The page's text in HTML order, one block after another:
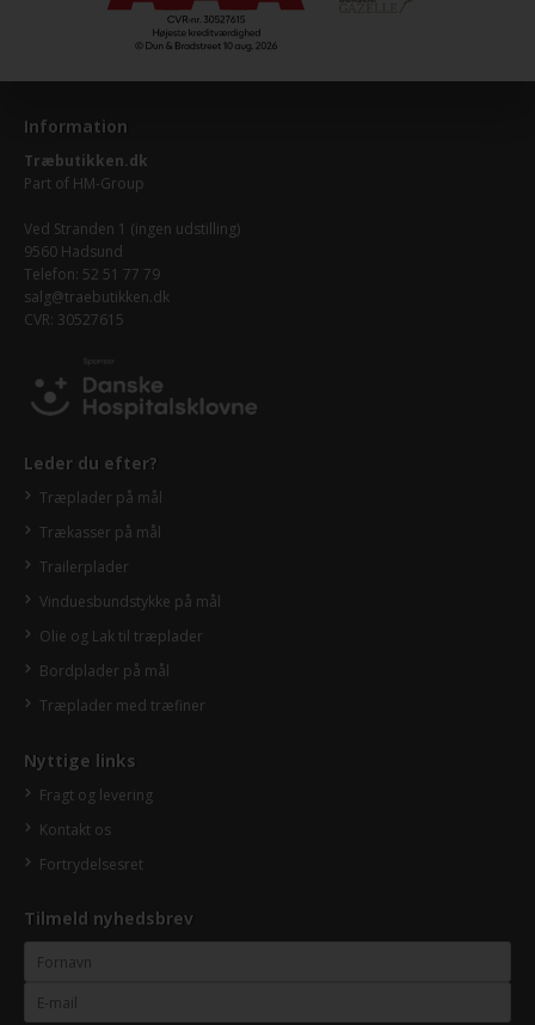
Information
Træbutikken.dk
Part of HM-Group
Ved Stranden 1 (ingen udstilling)
9560 Hadsund
Telefon: 52 51 77 79
salg@traebutikken.dk
CVR: 30527615
Leder du efter?
Træplader på mål
Trækasser på mål
Trailerplader
Vinduesbundstykke på mål
Olie og Lak til træplader
Bordplader på mål
Træplader med træfiner
Nyttige links
Fragt og levering
Kontakt os
Fortrydelsesret
Tilmeld nyhedsbrev